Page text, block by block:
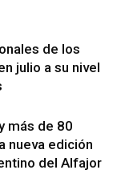
de los
julio a su nivel
más de 80
nueva edición
del Alfajor